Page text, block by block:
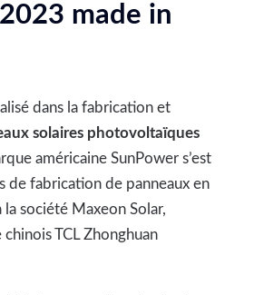
made in
dans la fabrication et
solaires photovoltaïques
américaine SunPower s’est
de fabrication de panneaux en
la société Maxeon Solar,
TCL Zhonghuan